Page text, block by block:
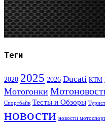
Теги
2020 2025 2026 Ducati KTM
Мотогонки
Спортбайк Тесты и Обзоры
новости новости